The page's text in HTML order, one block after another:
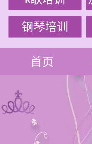
钢琴培训
首页